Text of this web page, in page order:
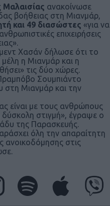
Μαλαισίας ανακοίνωσε
βοήθειας στη Μιανμάρ,
και 49 διασώστες «για να
επιχειρήσεις
Χασάν δήλωσε ότι το
μέλη η Μιανμάρ και η
τις δύο χώρες.
Σουμπιάντο
στη Μιανμάρ και την
είναι με τους ανθρώπους
στιγμή», έγραψε ο
της Παρασκευής.
όλη την απαραίτητη
ανοικοδόμησης στις